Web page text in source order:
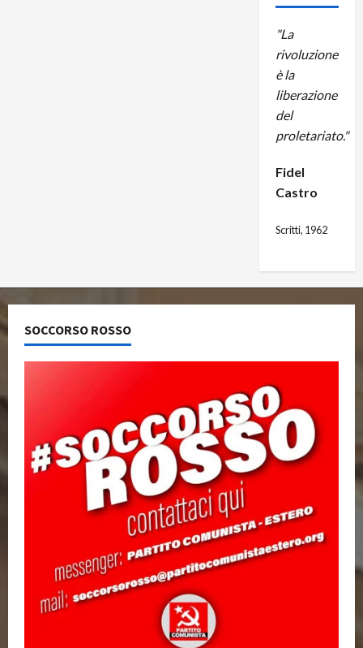
"La
rivoluzione
è la
liberazione
del
proletariato."
Fidel
Castro
Scritti, 1962
SOCCORSO ROSSO